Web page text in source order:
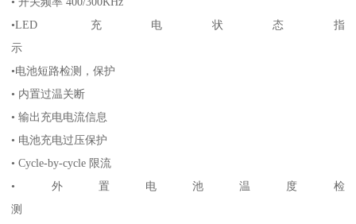
•LED 充电状态指
示
•电池短路检测，保护
• 内置过温关断
• 输出充电电流信息
• 电池充电过压保护
• Cycle-by-cycle 限流
•外置电池温度检
测